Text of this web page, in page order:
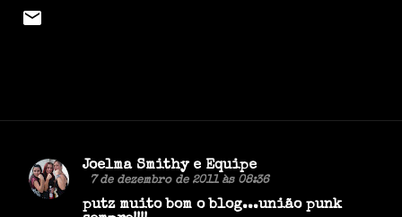
C
Joelma Smithy e Equipe
7 de dezembro de 2011 às 08:36
putz muito bom o blog...união punk